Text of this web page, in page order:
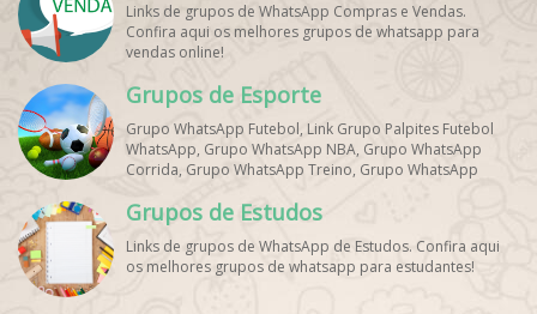
Links de grupos de WhatsApp Compras e Vendas.
Confira aqui os melhores grupos de whatsapp para
vendas online!
Grupos de Esporte
Grupo WhatsApp Futebol, Link Grupo Palpites Futebol
WhatsApp, Grupo WhatsApp NBA, Grupo WhatsApp
Corrida, Grupo WhatsApp Treino, Grupo WhatsApp
WhatsApp, Grupo de Torcedores [Nome do Time]
WhatsApp, Link de Grupos de Esporte Grátis, Grupo
WhatsApp Dicas de Treino, Grupo WhatsApp Futebol Ao
Vivo. Grupo WhatsApp Esporte, Grupos de Esporte
Grupos de Estudos
Links de grupos de WhatsApp de Estudos. Confira aqui
os melhores grupos de whatsapp para estudantes!